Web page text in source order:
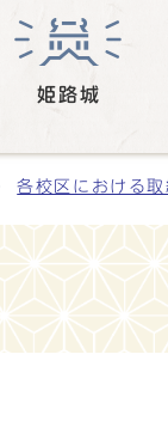
姫路城
各校区における取